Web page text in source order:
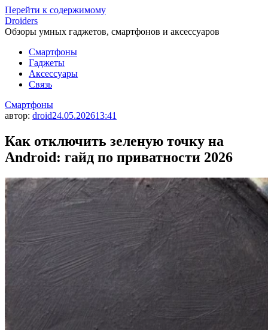
Перейти к содержимому
Droiders
Обзоры умных гаджетов, смартфонов и аксессуаров
Смартфоны
Гаджеты
Аксессуары
Связь
Смартфоны
автор: droid24.05.202613:41
Как отключить зеленую точку на
Android: гайд по приватности 2026